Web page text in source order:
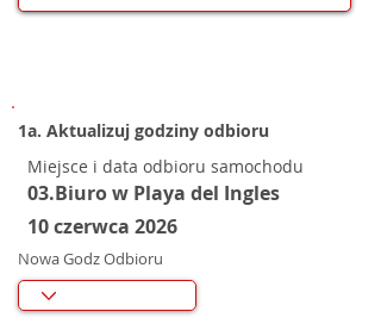
1a. Aktualizuj godziny odbioru
Miejsce i data odbioru samochodu
03.Biuro w Playa del Ingles
10 czerwca 2026
Nowa Godz Odbioru